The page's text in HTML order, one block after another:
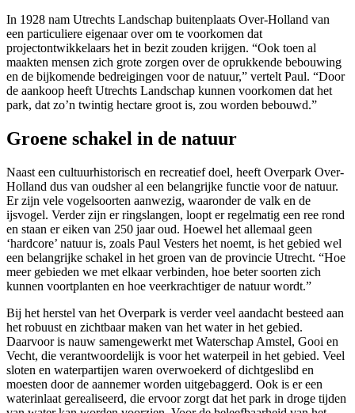
In 1928 nam Utrechts Landschap buitenplaats Over-Holland van
een particuliere eigenaar over om te voorkomen dat
projectontwikkelaars het in bezit zouden krijgen. “Ook toen al
maakten mensen zich grote zorgen over de oprukkende bebouwing
en de bijkomende bedreigingen voor de natuur,” vertelt Paul. “Door
de aankoop heeft Utrechts Landschap kunnen voorkomen dat het
park, dat zo’n twintig hectare groot is, zou worden bebouwd.”
Groene schakel in de natuur
Naast een cultuurhistorisch en recreatief doel, heeft Overpark Over-
Holland dus van oudsher al een belangrijke functie voor de natuur.
Er zijn vele vogelsoorten aanwezig, waaronder de valk en de
ijsvogel. Verder zijn er ringslangen, loopt er regelmatig een ree rond
en staan er eiken van 250 jaar oud. Hoewel het allemaal geen
‘hardcore’ natuur is, zoals Paul Vesters het noemt, is het gebied wel
een belangrijke schakel in het groen van de provincie Utrecht. “Hoe
meer gebieden we met elkaar verbinden, hoe beter soorten zich
kunnen voortplanten en hoe veerkrachtiger de natuur wordt.”
Bij het herstel van het Overpark is verder veel aandacht besteed aan
het robuust en zichtbaar maken van het water in het gebied.
Daarvoor is nauw samengewerkt met Waterschap Amstel, Gooi en
Vecht, die verantwoordelijk is voor het waterpeil in het gebied. Veel
sloten en waterpartijen waren overwoekerd of dichtgeslibd en
moesten door de aannemer worden uitgebaggerd. Ook is er een
waterinlaat gerealiseerd, die ervoor zorgt dat het park in droge tijden